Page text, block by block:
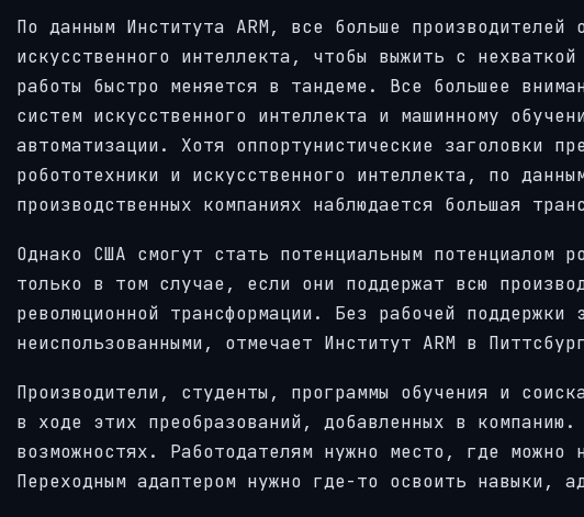
По данным Института ARM, все больше производителей
искусственного интеллекта, чтобы выжить с
работы быстро меняется в тандеме. Все большее
систем искусственного интеллекта и машинному
автоматизации. Хотя оппортунистические заголовки
робототехники и искусственного интеллекта, по
производственных компаниях наблюдается большая
Однако США смогут стать потенциальным потенциалом
только в том случае, если они поддержат всю
революционной трансформации. Без рабочей поддержки
неиспользованными, отмечает Институт ARM в
Производители, студенты, программы обучения и
в ходе этих преобразований, добавленных в
возможностях. Работодателям нужно место, где можно
Переходным адаптером нужно где-то освоить навыки,